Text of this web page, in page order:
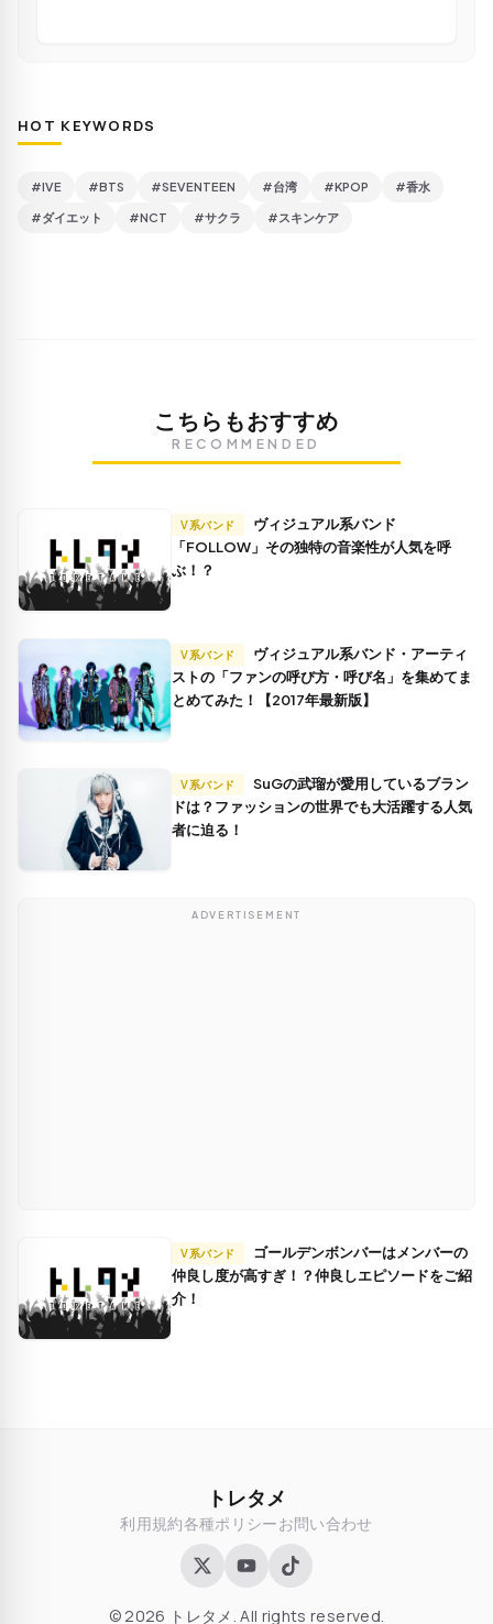
HOT KEYWORDS
#IVE #BTS #SEVENTEEN #台湾 #KPOP #香水
#ダイエット #NCT #サクラ #スキンケア
こちらもおすすめ
RECOMMENDED
V系バンド
「FOLLOW」その独特の音楽性が人気を呼
ぶ！？
V系バンド
ストの「ファンの呼び方・呼び名」を集めてま
とめてみた！【2017年最新版】
V系バンド
ドは？ファッションの世界でも大活躍する人気
者に迫る！
ADVERTISEMENT
V系バンド
仲良し度が高すぎ！？仲良しエピソードをご紹
介！
トレタメ
利用規約各種ポリシーお問い合わせ
© 2026 トレタメ. All rights reserved.